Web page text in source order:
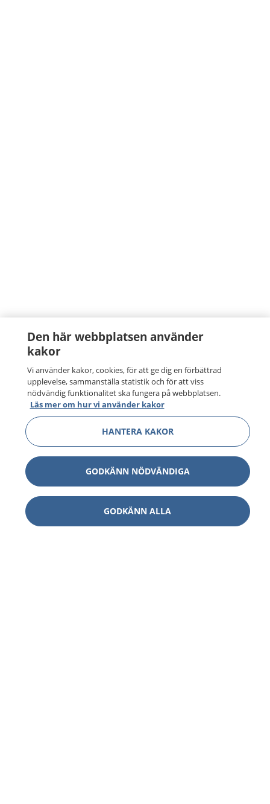
Den här webbplatsen använder
kakor
Vi använder kakor, cookies, för att ge dig en förbättrad
upplevelse, sammanställa statistik och för att viss
nödvändig funktionalitet ska fungera på webbplatsen.
Läs mer om hur vi använder kakor
HANTERA KAKOR
GODKÄNN NÖDVÄNDIGA
GODKÄNN ALLA